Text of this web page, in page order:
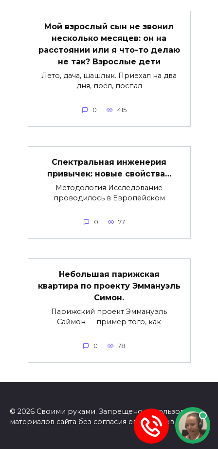
Мой взрослый сын не звонил
несколько месяцев: он на
расстоянии или я что-то делаю
не так? Взрослые дети
Лето, дача, шашлык. Приехал на два
дня, поел, поспал
0 415
Спектральная инженерия
привычек: новые свойства…
Методология Исследование
проводилось в Европейском
0 77
Небольшая парижская
квартира по проекту Эммануэль
Симон.
Парижский проект Эммануэль
Саймон — пример того, как
0 78
© 2026 Своими руками. Запрещено использование
материалов сайта без согласия его авторов